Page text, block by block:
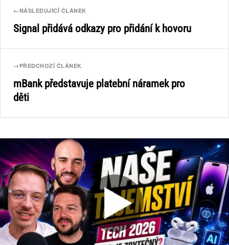
←NÁSLEDUJÍCÍ ČLÁNEK
Signal přidává odkazy pro přidání k hovoru
→ PŘEDCHOZÍ ČLÁNEK
mBank představuje platební náramek pro
děti